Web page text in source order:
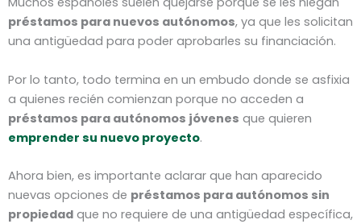
préstamos para nuevos autónomos, ya que les solicitan
una antigüedad para poder aprobarles su financiación.
Por lo tanto, todo termina en un embudo donde se asfixia
a quienes recién comienzan porque no acceden a
préstamos para autónomos jóvenes que quieren
emprender su nuevo proyecto.
Ahora bien, es importante aclarar que han aparecido
nuevas opciones de préstamos para autónomos sin
propiedad que no requiere de una antigüedad específica,